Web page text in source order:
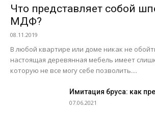
Что представляет собой
МДФ?
08.11.2019
В любой квартире или доме никак не
настоящая деревянная мебель имеет
которую не все могу себе позволить....
Имитация бруса: как
07.06.2021